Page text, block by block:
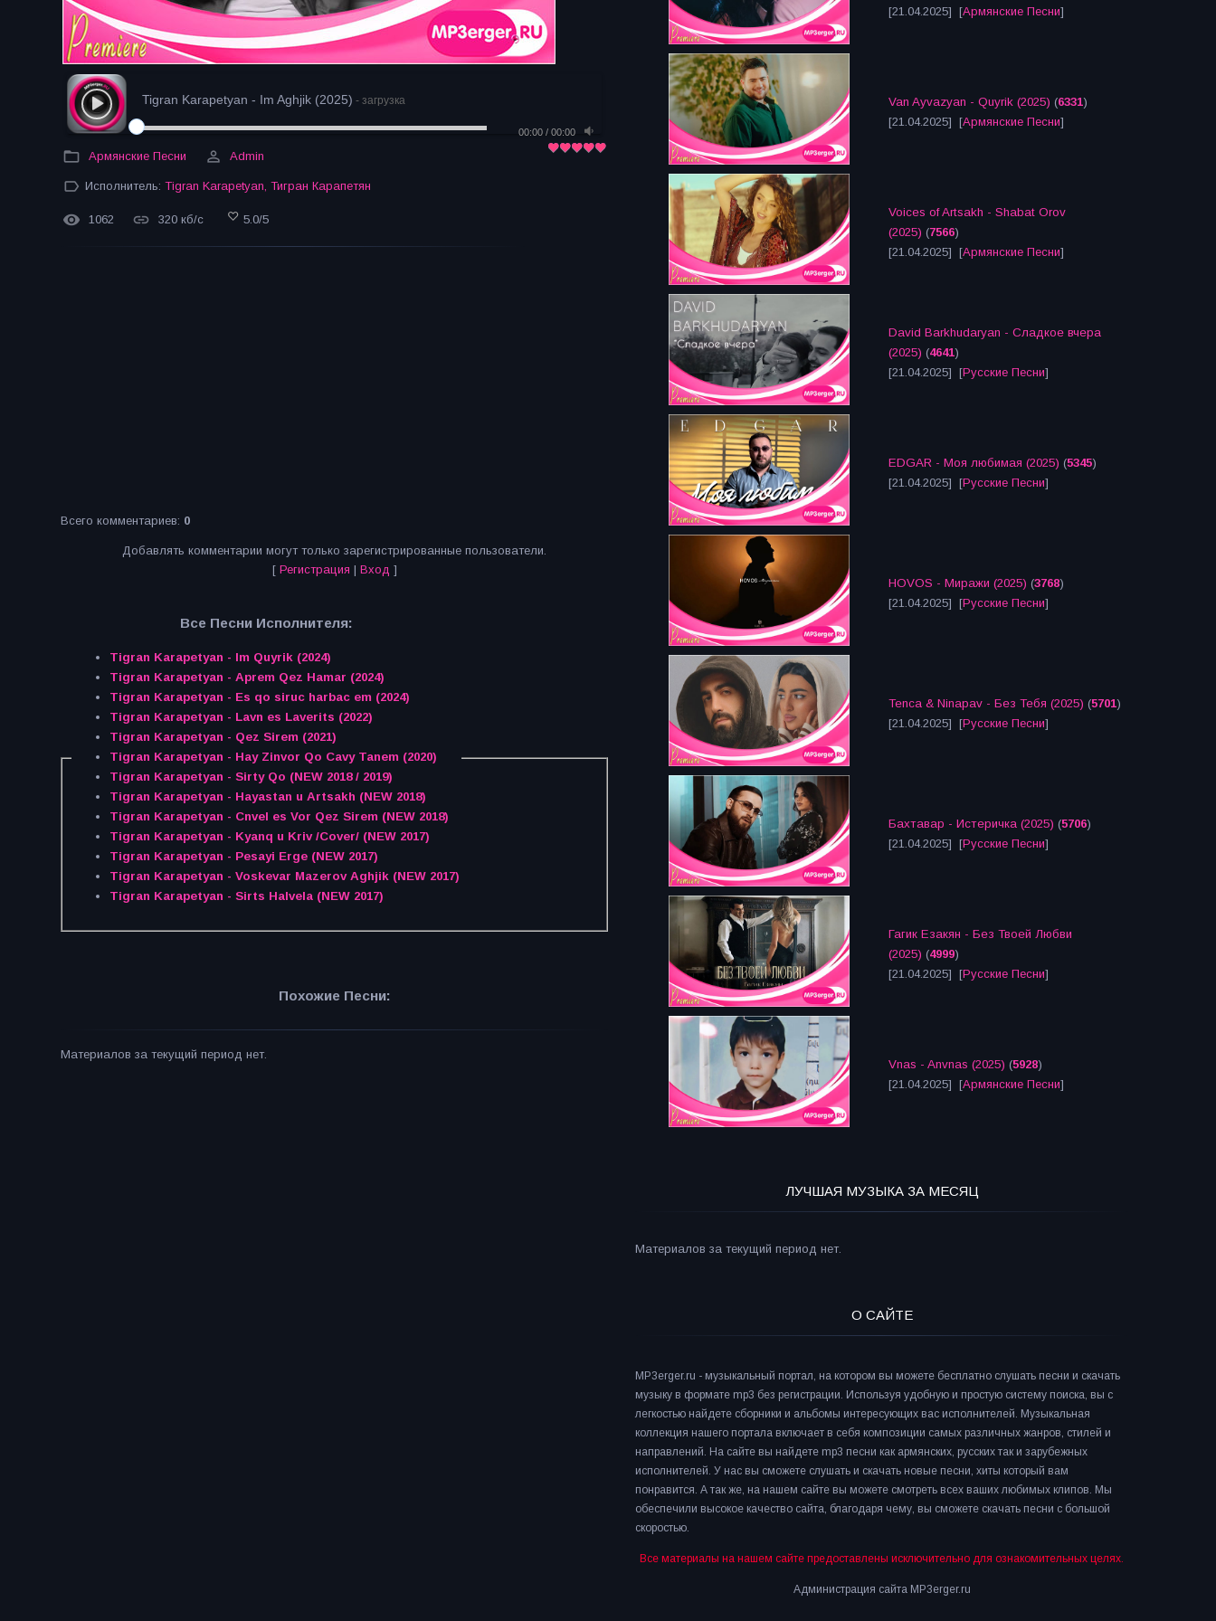
Tigran Karapetyan - Im Aghjik (2025) - загрузка
00:00 / 00:00
Армянские Песни Admin
Исполнитель: Tigran Karapetyan Тигран Карапетян
1062 320 кб/с 5.0/5
Всего комментариев: 0
Добавлять комментарии могут только зарегистрированные пользователи.
[ Регистрация | Вход ]
Все Песни Исполнителя:
Tigran Karapetyan - Im Quyrik (2024)
Tigran Karapetyan - Aprem Qez Hamar (2024)
Tigran Karapetyan - Es qo siruc harbac em (2024)
Tigran Karapetyan - Lavn es Laverits (2022)
Tigran Karapetyan - Qez Sirem (2021)
Tigran Karapetyan - Hay Zinvor Qo Cavy Tanem (2020)
Tigran Karapetyan - Sirty Qo (NEW 2018 / 2019)
Tigran Karapetyan - Hayastan u Artsakh (NEW 2018)
Tigran Karapetyan - Cnvel es Vor Qez Sirem (NEW 2018)
Tigran Karapetyan - Kyanq u Kriv /Cover/ (NEW 2017)
Tigran Karapetyan - Pesayi Erge (NEW 2017)
Tigran Karapetyan - Voskevar Mazerov Aghjik (NEW 2017)
Tigran Karapetyan - Sirts Halvela (NEW 2017)
Похожие Песни:
Материалов за текущий период нет.
[21.04.2025] [Армянские Песни]
Van Ayvazyan - Quyrik (2025) (6331)
[21.04.2025] [Армянские Песни]
Voices of Artsakh - Shabat Orov
(2025) (7566)
[21.04.2025] [Армянские Песни]
David Barkhudaryan - Сладкое вчера
(2025) (4641)
[21.04.2025] [Русские Песни]
EDGAR - Моя любимая (2025) (5345)
[21.04.2025] [Русские Песни]
HOVOS - Миражи (2025) (3768)
[21.04.2025] [Русские Песни]
Tenca & Ninapav - Без Тебя (2025) (5701)
[21.04.2025] [Русские Песни]
Бахтавар - Истеричка (2025) (5706)
[21.04.2025] [Русские Песни]
Гагик Езакян - Без Твоей Любви
(2025) (4999)
[21.04.2025] [Русские Песни]
Vnas - Anvnas (2025) (5928)
[21.04.2025] [Армянские Песни]
ЛУЧШАЯ МУЗЫКА ЗА МЕСЯЦ
Материалов за текущий период нет.
О САЙТЕ
MP3erger.ru - музыкальный портал, на котором вы можете бесплатно слушать песни и скачать
музыку в формате mp3 без регистрации. Используя удобную и простую систему поиска, вы с
легкостью найдете сборники и альбомы интересующих вас исполнителей. Музыкальная
коллекция нашего портала включает в себя композиции самых различных жанров, стилей и
направлений. На сайте вы найдете mp3 песни как армянских, русских так и зарубежных
исполнителей. У нас вы сможете слушать и скачать новые песни, хиты который вам
понравится. А так же, на нашем сайте вы можете смотреть всех ваших любимых клипов. Мы
обеспечили высокое качество сайта, благодаря чему, вы сможете скачать песни с большой
скоростью.
Все материалы на нашем сайте предоставлены исключительно для ознакомительных целях.
Администрация сайта MP3erger.ru